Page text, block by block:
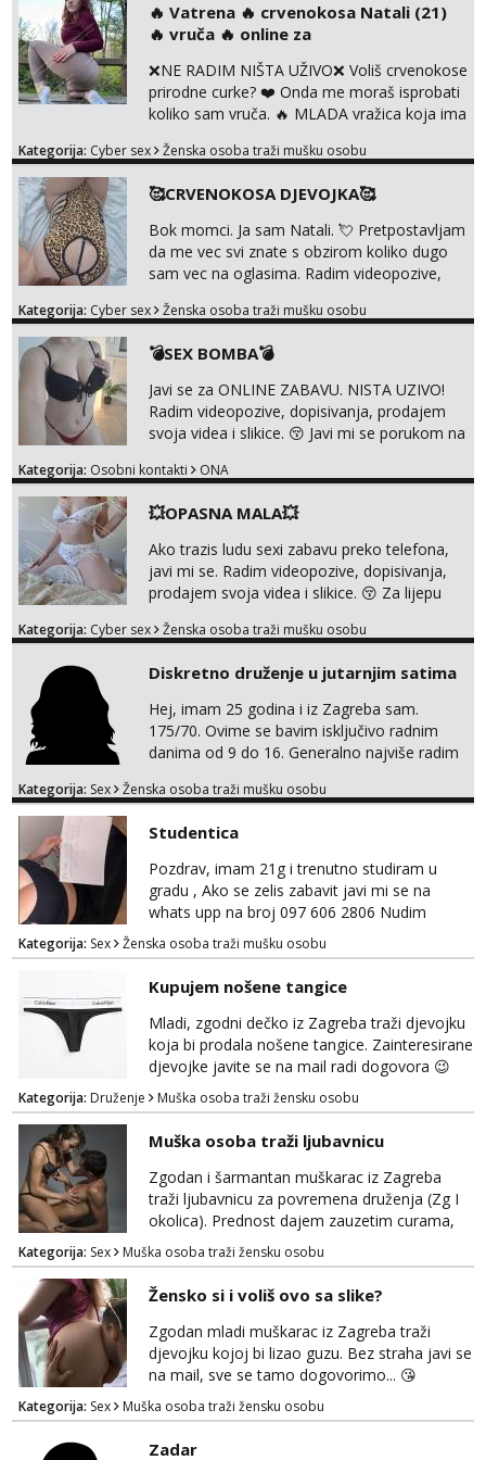
uz slike i hot line pozive. Za vas sam
pripremila i slike s licem u raznim
kombinacijama isto kao i razna videa 😈
Volim kinky stvari i dominaciju 🤫 ...
‎️‍🔥 Vatrena ‎️‍🔥 crvenokosa Natali (21)
‎️‍🔥 vruča‎ ️‍🔥 online za
❌NE RADIM NIŠTA UŽIVO❌ Voliš crvenokose
prirodne curke? ❤️ Onda me moraš isprobati
koliko sam vruča.‎ ️‍🔥 MLADA vražica koja ima
prljave i u svemu vidim samo užitak. 💦 U
po svojoj mjeri. Sexi videa s kolegicama,
dečkom ili pak ja sama di se dovodim do
ludila. 🍑 Naravno ako ti moja ponuda nije
dovoljna uvije...
Kategorija: Cyber sex Ženska osoba traži mušku osobu
🥰CRVENOKOSA DJEVOJKA🥰
Bok momci. Ja sam Natali. 💘 Pretpostavljam
da me vec svi znate s obzirom koliko dugo
sam vec na oglasima. Radim videopozive,
Za lijepu suradnju javi mi se porukom na
0045
Kategorija: Cyber sex Ženska osoba traži mušku osobu
💣SEX BOMBA💣
Javi se za ONLINE ZABAVU. NISTA UZIVO!
Radim videopozive, dopisivanja, prodajem
svoja videa i slikice. 😚 Javi mi se porukom na
0045
Kategorija: Osobni kontakti ONA
💥OPASNA MALA💥
Ako trazis ludu sexi zabavu preko telefona,
javi mi se. Radim videopozive, dopisivanja,
prodajem svoja videa i slikice. 😚 Za lijepu
Viber ili Telegram. +385 91 723 0045
Kategorija: Cyber sex Ženska osoba traži mušku osobu
Diskretno druženje u jutarnjim satima
Hej, imam 25 godina i iz Zagreba sam.
175/70. Ovime se bavim isključivo radnim
danima od 9 do 16. Generalno najviše radim
druženja u diskreciji, vjerovatno ćemo si
također, nisam zainteresirana za one and
done susrete. Ako se nalaziš u ovome, javi
mi se na WhatsApp sa nečime o sebi i tome
što voliš seksualno za daljnji d...
Kategorija: Sex Ženska osoba traži mušku osobu
Studentica
Pozdrav, imam 21g i trenutno studiram u
gradu , Ako se zelis zabavit javi mi se na
whats upp na broj 097 606 2806 Nudim
razme vrste zabave uzivo i online
Kategorija: Sex Ženska osoba traži mušku osobu
Kupujem nošene tangice
Mladi, zgodni dečko iz Zagreba traži djevojku
koja bi prodala nošene tangice. Zainteresirane
djevojke javite se na mail radi dogovora 😉
Kategorija: Druženje Muška osoba traži žensku osobu
Muška osoba traži ljubavnicu
Zgodan i šarmantan muškarac iz Zagreba
traži ljubavnicu za povremena druženja (Zg I
okolica). Prednost dajem zauzetim curama,
jer vjerujem da im je diskrecija jako bitna kao
i meni. Javite se na mail gdje možemo
započeti razgovor... 💋
Kategorija: Sex Muška osoba traži žensku osobu
Žensko si i voliš ovo sa slike?
Zgodan mladi muškarac iz Zagreba traži
djevojku kojoj bi lizao guzu. Bez straha javi se
na mail, sve se tamo dogovorimo... 😘
Kategorija: Sex Muška osoba traži žensku osobu
Zadar